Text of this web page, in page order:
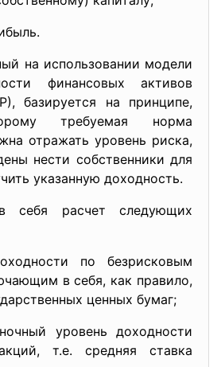
на использовании модели
финансовых активов
базируется на принципе,
требуемая норма
отражать уровень риска,
нести собственники для
указанную доходность.
себя расчет следующих
по безрисковым
в себя, как правило,
ценных бумаг;
уровень доходности
т.е. средняя ставка